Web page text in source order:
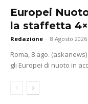
Europei
la staffetta
Redazione - 8 Agosto 2026
Roma, 8 ago.
gli Europei di nuoto in